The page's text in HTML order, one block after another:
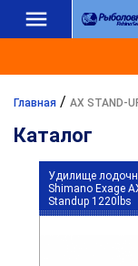
Главная / AX STAND-
Каталог
Удилище
Shimano Exage
Standup 1220lbs